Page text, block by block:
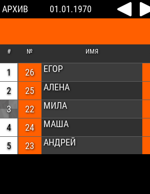
АРХИВ 01.01.1970
# № ИМЯ
1 26 ЕГОР
2
25 АЛЕНА
3
22 МИЛА
4
24 МАША
5
23 АНДРЕЙ